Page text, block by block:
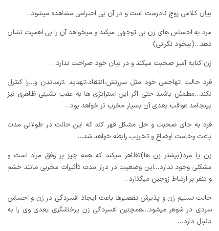
بیان کلامی زوج نادرست است و در آن بی احترامی مشاهده میشود…
مرد به احساس های زن بی توجهی میکند و میخواهد آن را بی اهمیت نشان
دهد…(بیخود نگرانی)
زن کنایه آمیز صحبت میکند و در بیان خود صراحت ندارد…
فرد حالت تهاجمی خود مثل سرزنش،انتقاد،تهدید ،ترساندن و…را کنترل
نکند…مطمئن باشید حتی اگر این استراتژی ها به عقب نشینی ظاهری نیز
بینجامد عواقب بعدی آن بسیار مخرب تر خواهد بود…
فرد به جای صحبت و حل مشکل قهر کند که این حالت در طولانی مدت
باعث وخامت اوضاع و تخریب رابطه خواهد شد…
زن یا مرد(بیشتر زن ها)تظاهر میکند که همه چیز بر وفق مراد است و
مشکلی وجود ندارد…این وضعیت در دراز مدت تأثیرات مخربی مانند خشم
و تنفر بر ارتباط زوجین میگذارد…
حالت تسلیم زن و پذیرش تقصیرها باعث ایجاد افسردگی در زن و احساس
سردی در شوهر میشود…همچنین افسردگی زن پرخاشگری بعدی وی را به
دنبال دارد…